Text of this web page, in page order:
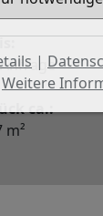
ca.:
m²
|
Weitere